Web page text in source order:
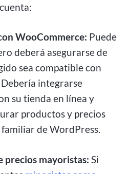
WooCommerce: Puede
deberá asegurarse de
sea compatible con
integrarse
su tienda en línea y
productos y precios
de WordPress.
precios mayoristas: Si